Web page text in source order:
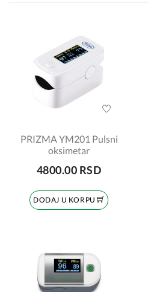
PRIZMA YM201 Pulsni
oksimetar
4800.00 RSD
DODAJ U KORPU